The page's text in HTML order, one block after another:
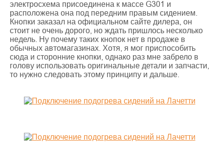
электросхема присоединена к массе G301 и
расположена она под передним правым сидением.
Кнопки заказал на официальном сайте дилера, он
стоит не очень дорого, но ждать пришлось несколько
недель. Ну почему таких кнопок нет в продаже в
обычных автомагазинах. Хотя, я мог приспособить
сюда и сторонние кнопки, однако раз мне забрело в
голову использовать оригинальные детали и запчасти,
то нужно следовать этому принципу и дальше.